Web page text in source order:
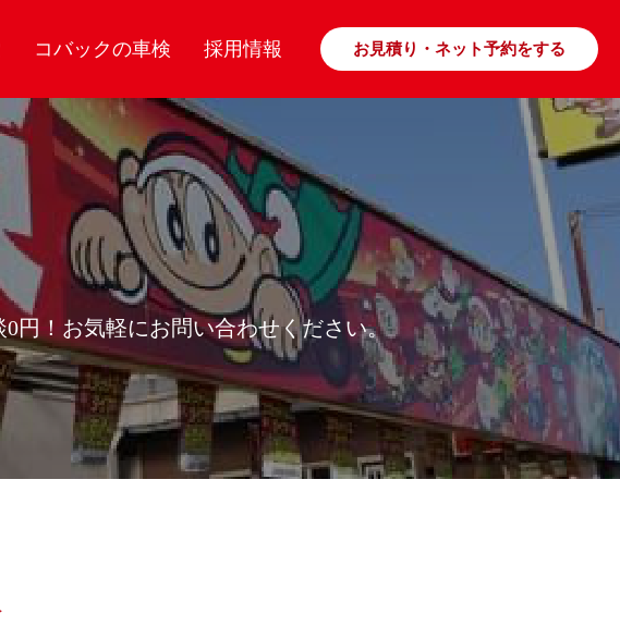
コバックの車検 採用情報 お見積り・ネット予約をする
円！お気軽にお問い合わせください。